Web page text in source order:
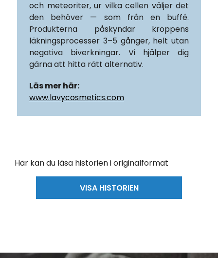
och meteoriter, ur vilka cellen väljer det
den behöver — som från en buffé.
Produkterna påskyndar kroppens
läkningsprocesser 3–5 gånger, helt utan
negativa biverkningar. Vi hjälper dig
gärna att hitta rätt alternativ.
Läs mer här:
www.lavycosmetics.com
Här kan du läsa historien i originalformat
VISA HISTORIEN